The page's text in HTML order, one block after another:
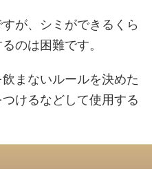
が、シミができるくら
のは困難です。
まないルールを決めた
けるなどして使用する